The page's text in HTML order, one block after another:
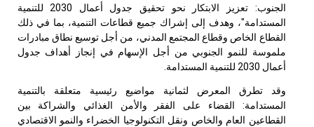
الجنوب: تعزيز الابتكار نحو تحقيق جدول أعمال 2030 للتنمية
المستدامة"، وهدف إلى إشراك جميع قطاعات التنمية، بما في ذلك
القطاع الخاص وقطاع المجتمع المدني، من أجل توسيع نطاق مبادرات
ملموسة للنمو الجنوبي من أجل الإسهام في إنجاز أهداف جدول
أعمال 2030 للتنمية المستدامة.
وقد تطرق المعرض لثمانية مواضيع رئيسية متعلقة بالتنمية
المستدامة: القضاء على الفقر والأمن الغذائي والشراكة بين
القطاعين العام والخاص ونقل التكنولوجيا الخضراء والنمو الاقتصادي